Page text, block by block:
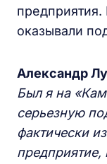
предприятия.
оказывали
Александр
Был я на
серьезную
фактически
предприятие,